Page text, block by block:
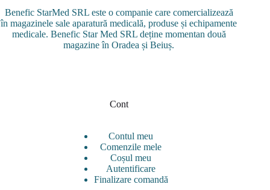
Benefic StarMed SRL este o companie care comercializează
în magazinele sale aparatură medicală, produse și echipamente
medicale. Benefic Star Med SRL deține momentan două
magazine în Oradea și Beiuș.
Cont
Contul meu
Comenzile mele
Coșul meu
Autentificare
Finalizare comandă